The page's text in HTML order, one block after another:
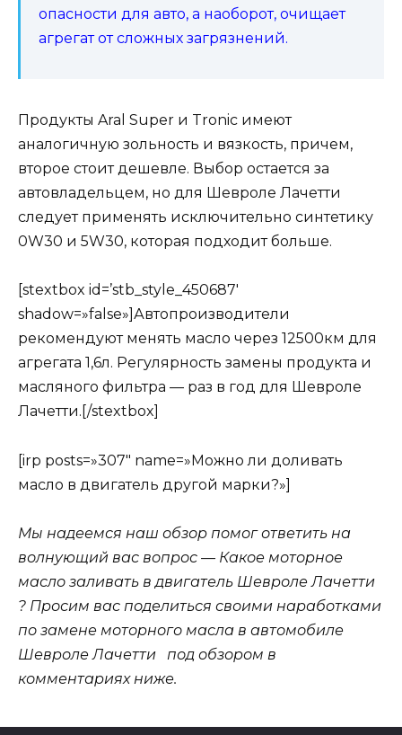
опасности для авто, а наоборот, очищает
агрегат от сложных загрязнений.
Продукты Aral Super и Tronic имеют
аналогичную зольность и вязкость, причем,
второе стоит дешевле. Выбор остается за
автовладельцем, но для Шевроле Лачетти
следует применять исключительно синтетику
0W30 и 5W30, которая подходит больше.
[stextbox id=’stb_style_450687′
shadow=»false»]Автопроизводители
рекомендуют менять масло через 12500км для
агрегата 1,6л. Регулярность замены продукта и
масляного фильтра — раз в год для Шевроле
Лачетти.[/stextbox]
[irp posts=»307″ name=»Можно ли доливать
масло в двигатель другой марки?»]
Мы надеемся наш обзор помог ответить на
волнующий вас вопрос — Какое моторное
масло заливать в двигатель Шевроле Лачетти
? Просим вас поделиться своими наработками
по замене моторного масла в автомобиле
Шевроле Лачетти под обзором в
комментариях ниже.